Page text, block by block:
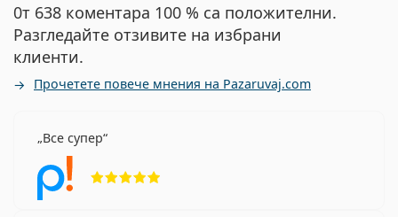
0т 638 коментара 100 % са положителни.
Разгледайте отзивите на избрани
клиенти.
Прочетете повече мнения на Pazaruvaj.com
Все супер